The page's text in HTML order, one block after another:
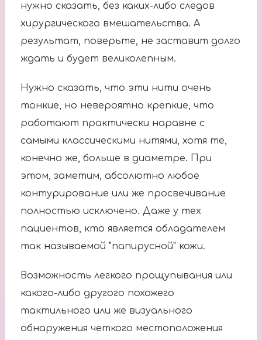
нужно сказать, без каких-либо следов
хирургического вмешательства. А
результат, поверьте, не заставит долго
ждать и будет великолепным.
Нужно сказать, что эти нити очень
тонкие, но невероятно крепкие, что
работают практически наравне с
самыми классическими нитями, хотя те,
конечно же, больше в диаметре. При
этом, заметим, абсолютно любое
контурирование или же просвечивание
полностью исключено. Даже у тех
пациентов, кто является обладателем
так называемой "папирусной" кожи.
Возможность легкого прощупывания или
какого-либо другого похожего
тактильного или же визуального
обнаружения четкого местоположения